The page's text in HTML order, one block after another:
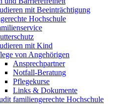
mit Beeinträchtigung
Hochschule
mit Kind
von Angehörigen
Ansprechpartner
Notfall-Beratung
Pflegekurse
Links & Dokumente
familiengerechte Hochschule